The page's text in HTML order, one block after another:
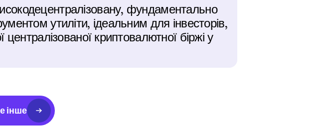
фундаментально
утиліти, ідеальним для інвесторів,
централізованої криптовалютної біржі у
інше